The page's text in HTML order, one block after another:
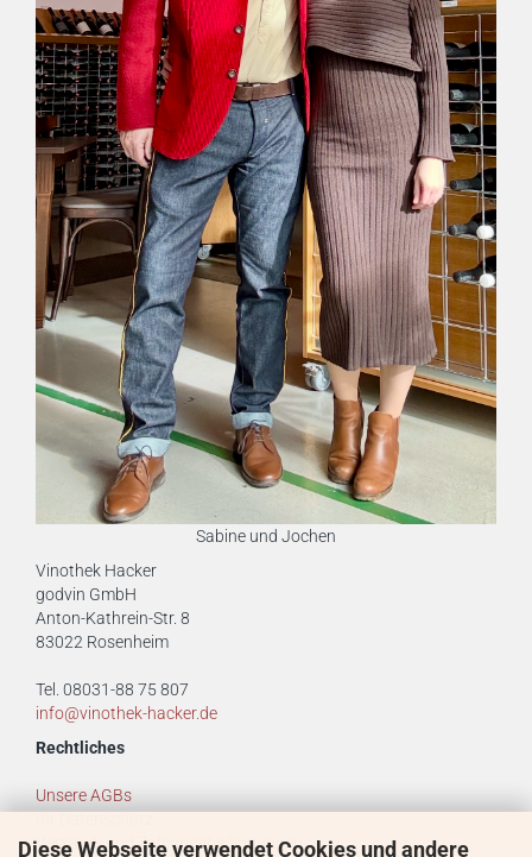
Diese Webseite verwendet Cookies und andere
Sabine und Jochen
Vinothek Hacker
godvin GmbH
Anton-Kathrein-Str. 8
83022 Rosenheim
Tel. 08031-88 75 807
info@vinothek-hacker.de
Rechtliches
Unsere AGBs
Versand- und Zahlungsbedingungen